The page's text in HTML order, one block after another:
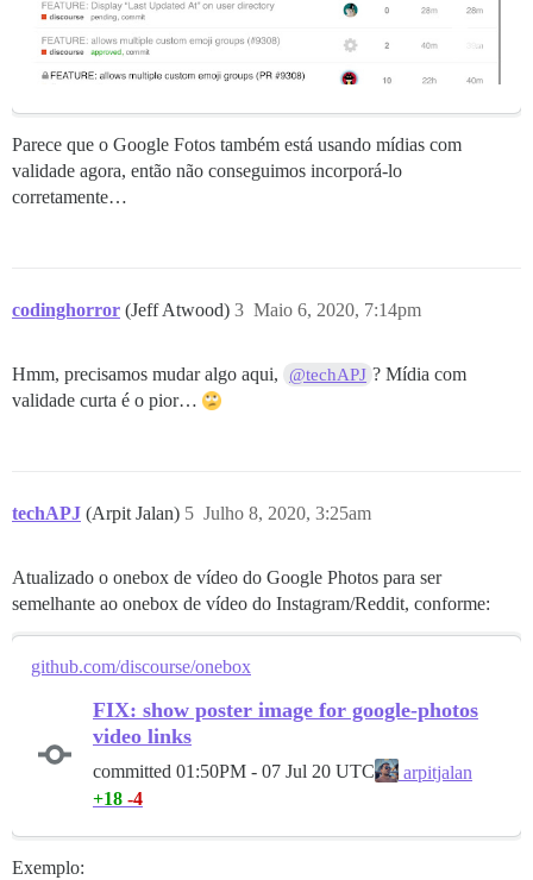
Parece que o Google Fotos também está usando mídias com
validade agora, então não conseguimos incorporá-lo
corretamente…
codinghorror (Jeff Atwood) Maio 6, 2020, 7:14pm
3
Hmm, precisamos mudar algo aqui, @techAPJ ? Mídia com
validade curta é o pior…
techAPJ (Arpit Jalan) Julho 8, 2020, 3:25am
5
Atualizado o onebox de vídeo do Google Photos para ser
semelhante ao onebox de vídeo do Instagram/Reddit, conforme:
github.com/discourse/onebox
FIX: show poster image for google-photos
video links
committed 01:50PM - 07 Jul 20 UTC
arpitjalan
+18 -4
Exemplo: